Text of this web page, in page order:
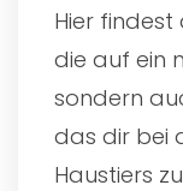
Hier findest
die auf ein
sondern
das dir bei
Haustiers